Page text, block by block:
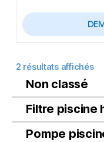
2 résultats affichés
Non classé
Filtre piscine
Pompe